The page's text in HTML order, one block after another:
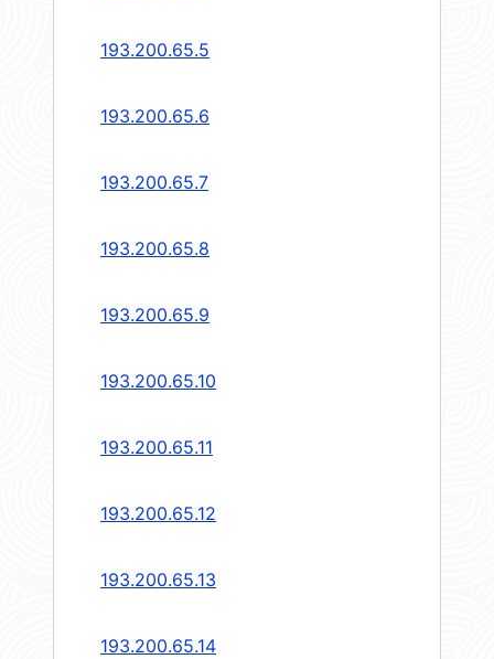
193.200.65.5
193.200.65.6
193.200.65.7
193.200.65.8
193.200.65.9
193.200.65.10
193.200.65.11
193.200.65.12
193.200.65.13
193.200.65.14